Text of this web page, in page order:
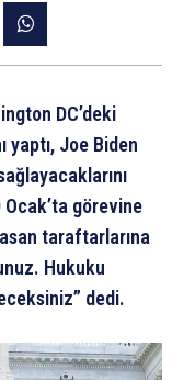
DC’deki
yaptı, Joe Biden
görevine
taraftarlarına
Hukuku
dedi.